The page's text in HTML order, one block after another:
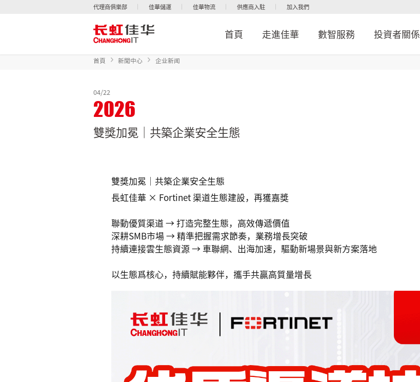
代理商俱樂部 佳華儲運 佳華物流 供應商入駐 加入我們
首頁 走進佳華 數智服務 投資者關係
首頁 新聞中心 企业新闻
04/22
2026
雙獎加冕｜共築企業安全生態
雙獎加冕｜共築企業安全生態
長虹佳華 × Fortinet 渠道生態建設，再獲嘉獎
聯動優質渠道 → 打造完整生態，高效傳遞價值
深耕SMB市場 → 精準把握需求節奏，業務增長突破
持續連接雲生態資源 → 車聯網、出海加速，驅動新場景與新方案落地
以生態爲核心，持續賦能夥伴，攜手共贏高質量增長